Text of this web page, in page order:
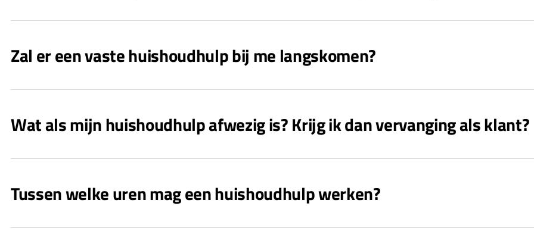
Zal er een vaste huishoudhulp bij me langskomen?
Wat als mijn huishoudhulp afwezig is? Krijg ik dan vervanging als klant?
Tussen welke uren mag een huishoudhulp werken?